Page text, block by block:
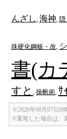
んざし 海神 隠
殊硬化鋼板・改
書(カ
すと 操帆術 ｻ
※2026年08月07日
※重複した場合は、